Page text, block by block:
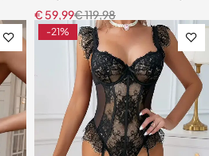
€119,98
€ 59,99
-21%